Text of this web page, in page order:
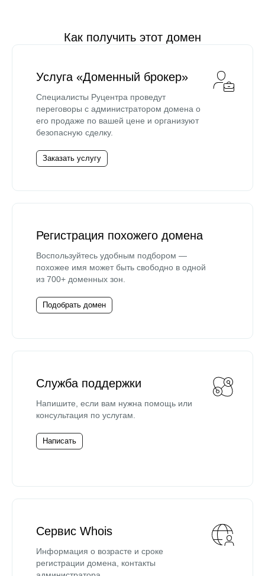
Как получить этот домен
Услуга «Доменный брокер»
Специалисты Руцентра проведут
переговоры с администратором домена о
его продаже по вашей цене и организуют
безопасную сделку.
Заказать услугу
Регистрация похожего домена
Воспользуйтесь удобным подбором —
похожее имя может быть свободно в одной
из 700+ доменных зон.
Подобрать домен
Служба поддержки
Напишите, если вам нужна помощь или
консультация по услугам.
Написать
Сервис Whois
Информация о возрасте и сроке
регистрации домена, контакты